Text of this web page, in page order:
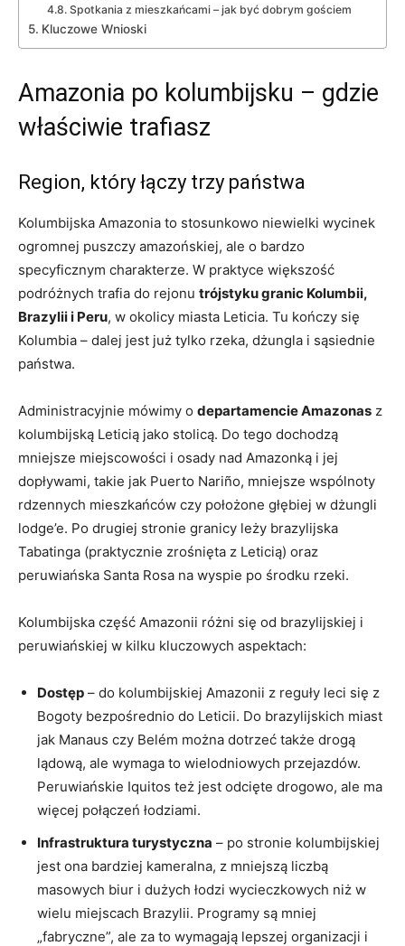
Spotkania z mieszkańcami – jak być dobrym gościem
Kluczowe Wnioski
Amazonia po kolumbijsku – gdzie
właściwie trafiasz
Region, który łączy trzy państwa
Kolumbijska Amazonia to stosunkowo niewielki wycinek
ogromnej puszczy amazońskiej, ale o bardzo
specyficznym charakterze. W praktyce większość
podróżnych trafia do rejonu trójstyku granic Kolumbii,
Brazylii i Peru, w okolicy miasta Leticia. Tu kończy się
Kolumbia – dalej jest już tylko rzeka, dżungla i sąsiednie
państwa.
Administracyjnie mówimy o departamencie Amazonas z
kolumbijską Leticią jako stolicą. Do tego dochodzą
mniejsze miejscowości i osady nad Amazonką i jej
dopływami, takie jak Puerto Nariño, mniejsze wspólnoty
rdzennych mieszkańców czy położone głębiej w dżungli
lodge’e. Po drugiej stronie granicy leży brazylijska
Tabatinga (praktycznie zrośnięta z Leticią) oraz
peruwiańska Santa Rosa na wyspie po środku rzeki.
Kolumbijska część Amazonii różni się od brazylijskiej i
peruwiańskiej w kilku kluczowych aspektach:
Dostęp – do kolumbijskiej Amazonii z reguły leci się z
Bogoty bezpośrednio do Leticii. Do brazylijskich miast
jak Manaus czy Belém można dotrzeć także drogą
lądową, ale wymaga to wielodniowych przejazdów.
Peruwiańskie Iquitos też jest odcięte drogowo, ale ma
więcej połączeń łodziami.
Infrastruktura turystyczna – po stronie kolumbijskiej
jest ona bardziej kameralna, z mniejszą liczbą
masowych biur i dużych łodzi wycieczkowych niż w
wielu miejscach Brazylii. Programy są mniej
„fabryczne”, ale za to wymagają lepszej organizacji i